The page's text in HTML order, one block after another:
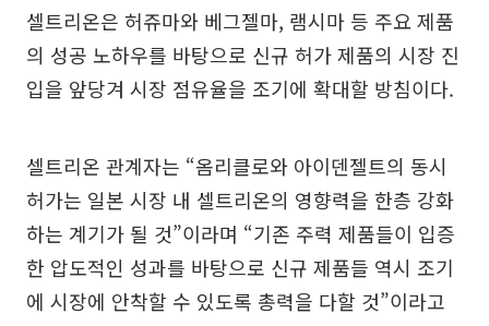
셀트리온은 허쥬마와 베그젤마, 램시마 등 주요 제품
의 성공 노하우를 바탕으로 신규 허가 제품의 시장 진
입을 앞당겨 시장 점유율을 조기에 확대할 방침이다.
셀트리온 관계자는 “옴리클로와 아이덴젤트의 동시
허가는 일본 시장 내 셀트리온의 영향력을 한층 강화
하는 계기가 될 것”이라며 “기존 주력 제품들이 입증
한 압도적인 성과를 바탕으로 신규 제품들 역시 조기
에 시장에 안착할 수 있도록 총력을 다할 것”이라고